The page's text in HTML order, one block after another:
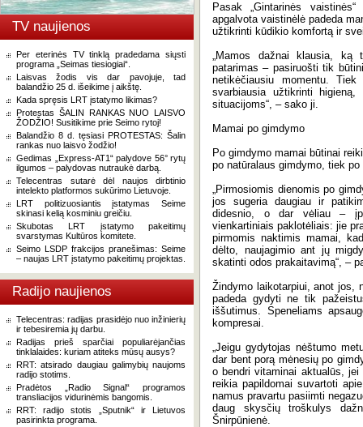
TV naujienos
Per eterinės TV tinklą pradedama siųsti
programa „Seimas tiesiogiai“.
Laisvas žodis vis dar pavojuje, tad
balandžio 25 d. išeikime į aikštę.
Kada spręsis LRT įstatymo likimas?
Protestas ŠALIN RANKAS NUO LAISVO
ŽODŽIO! Susitikime prie Seimo rytoj!
Balandžio 8 d. tęsiasi PROTESTAS: Šalin
rankas nuo laisvo žodžio!
Gedimas „Express-AT1“ palydove 56° rytų
ilgumos – palydovas nutraukė darbą.
Telecentras sutarė dėl naujos dirbtinio
intelekto platformos sukūrimo Lietuvoje.
LRT politizuosiantis įstatymas Seime
skinasi kelią kosminiu greičiu.
Skubotas LRT įstatymo pakeitimų
svarstymas Kultūros komitete.
Seimo LSDP frakcijos pranešimas: Seime
– naujas LRT įstatymo pakeitimų projektas.
Radijo naujienos
Telecentras: radijas prasidėjo nuo inžinierių
ir tebesiremia jų darbu.
Radijas prieš sparčiai populiarėjančias
tinklalaides: kuriam atiteks mūsų ausys?
RRT: atsirado daugiau galimybių naujoms
radijo stotims.
Pradėtos „Radio Signal“ programos
transliacijos vidurinėmis bangomis.
RRT: radijo stotis „Sputnik“ ir Lietuvos
pasirinkta programa.
Pasak „Gintarinės
apgalvota vaistinėlė padeda
užtikrinti kūdikio komfortą ir
„Mamos dažnai klausia, ką
patarimas – pasiruošti tik
netikėčiausiu momentu.
svarbiausia užtikrinti
situacijoms“, – sako ji.
Mamai po gimdymo
Po gimdymo mamai būtinai
po natūralaus gimdymo, tiek
„Pirmosiomis dienomis po
jos sugeria daugiau ir
didesnio, o dar vėliau –
vienkartiniais paklotėliais: jie
pirmomis naktimis mamai,
dėlto, naujagimio ant jų
skatinti odos prakaitavimą“, –
Žindymo laikotarpiui, anot jos,
padeda gydyti ne tik
iššutimus. Speneliams
kompresai.
„Jeigu gydytojas nėštumo
dar bent porą mėnesių po
o bendri vitaminai aktualūs,
reikia papildomai suvartoti
namus pravartu pasiimti
daug skysčių troškulys
Šnirpūnienė.